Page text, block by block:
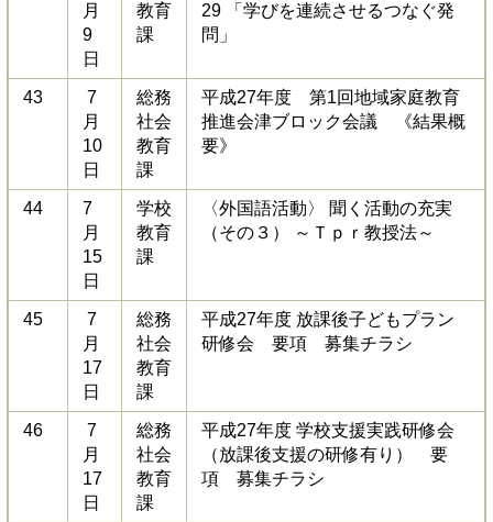
月
9
日
教育
課
29 「学びを連続させるつなぐ発
問」
43
7
月
10
日
総務
社会
教育
課
平成27年度 第1回地域家庭教育
推進会津ブロック会議 《結果概
要》
44
7
月
15
日
学校
教育
課
〈外国語活動〉 聞く活動の充実
（その３） ～Ｔｐｒ教授法～
45
7
月
17
日
総務
社会
教育
課
平成27年度 放課後子どもプラン
研修会 要項 募集チラシ
46
7
月
17
日
総務
社会
教育
課
平成27年度 学校支援実践研修会
（放課後支援の研修有り） 要
項 募集チラシ